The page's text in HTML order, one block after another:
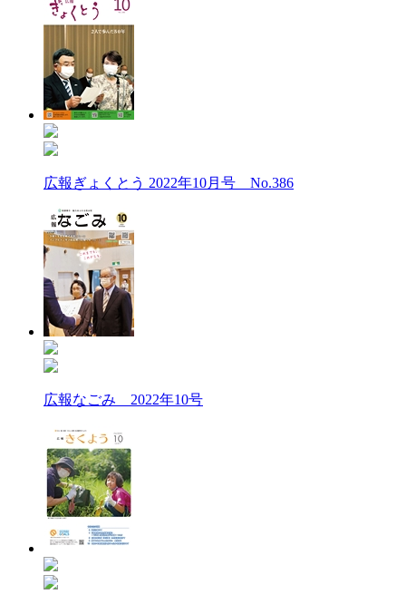
広報ぎょくとう 2022年10月号 No.386
広報なごみ 2022年10号